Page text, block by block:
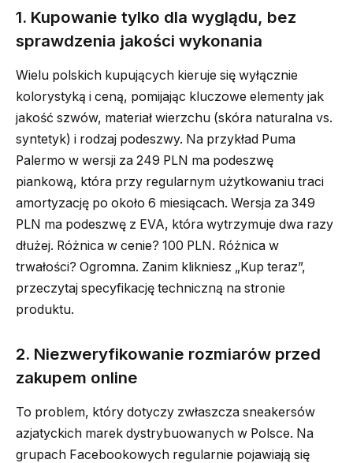
1. Kupowanie tylko dla wyglądu, bez
sprawdzenia jakości wykonania
Wielu polskich kupujących kieruje się wyłącznie
kolorystyką i ceną, pomijając kluczowe elementy jak
jakość szwów, materiał wierzchu (skóra naturalna vs.
syntetyk) i rodzaj podeszwy. Na przykład Puma
Palermo w wersji za 249 PLN ma podeszwę
piankową, która przy regularnym użytkowaniu traci
amortyzację po około 6 miesiącach. Wersja za 349
PLN ma podeszwę z EVA, która wytrzymuje dwa razy
dłużej. Różnica w cenie? 100 PLN. Różnica w
trwałości? Ogromna. Zanim klikniesz „Kup teraz”,
przeczytaj specyfikację techniczną na stronie
produktu.
2. Niezweryfikowanie rozmiarów przed
zakupem online
To problem, który dotyczy zwłaszcza sneakersów
azjatyckich marek dystrybuowanych w Polsce. Na
grupach Facebookowych regularnie pojawiają się